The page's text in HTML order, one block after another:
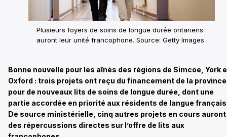
Plusieurs foyers de soins de longue durée ontariens
auront leur unité francophone. Source: Getty Images
Bonne nouvelle pour les aînés des régions de Simcoe, York
Oxford : trois projets ont reçu du financement de la province
pour de nouveaux lits de soins de longue durée, dont une
partie accordée en priorité aux résidents de langue
De source ministérielle, cinq autres projets en cours auront
des répercussions directes sur l’offre de lits aux